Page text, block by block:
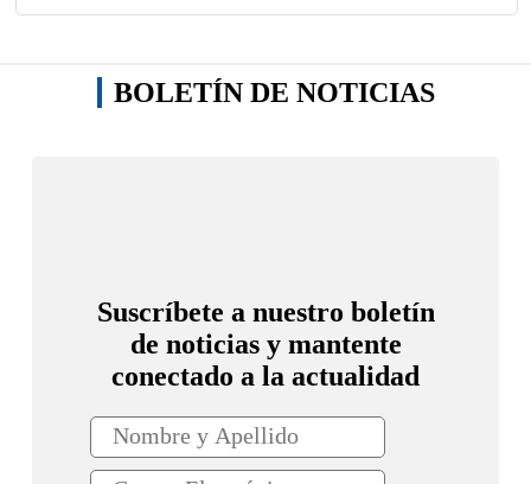
BOLETÍN DE NOTICIAS
Suscríbete a nuestro boletín
de noticias y mantente
conectado a la actualidad